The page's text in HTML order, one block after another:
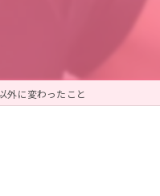
外に変わったこと